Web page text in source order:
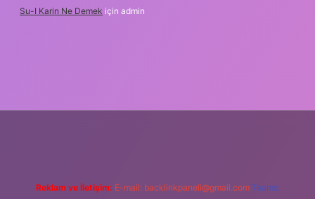
Su-I Karin Ne Demek için admin
Reklam ve İletişim: E-mail: backlinkpaneli@gmail.com Teams: